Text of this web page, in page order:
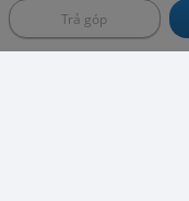
Trả góp